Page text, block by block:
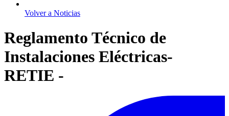
Volver a Noticias
Reglamento Técnico de
Instalaciones Eléctricas-
RETIE -